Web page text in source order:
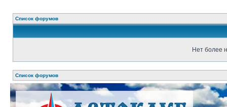
Список форумов
Нет более
Список форумов